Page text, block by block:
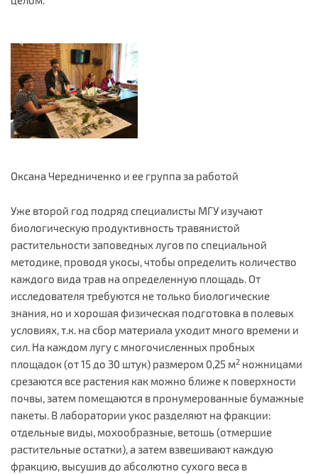
Оксана Чередниченко и ее группа за работой
Уже второй год подряд специалисты МГУ изучают
биологическую продуктивность травянистой
растительности заповедных лугов по специальной
методике, проводя укосы, чтобы определить количество
каждого вида трав на определенную площадь. От
исследователя требуются не только биологические
знания, но и хорошая физическая подготовка в полевых
условиях, т.к. на сбор материала уходит много времени и
сил. На каждом лугу с многочисленных пробных
площадок (от 15 до 30 штук) размером 0,25 м2 ножницами
срезаются все растения как можно ближе к поверхности
почвы, затем помещаются в пронумерованные бумажные
пакеты. В лаборатории укос разделяют на фракции:
отдельные виды, мохообразные, ветошь (отмершие
растительные остатки), а затем взвешивают каждую
фракцию, высушив до абсолютно сухого веса в